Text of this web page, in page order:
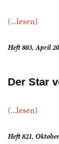
(...lesen)
Heft 803, April
Der Star
(...lesen)
Heft 821,